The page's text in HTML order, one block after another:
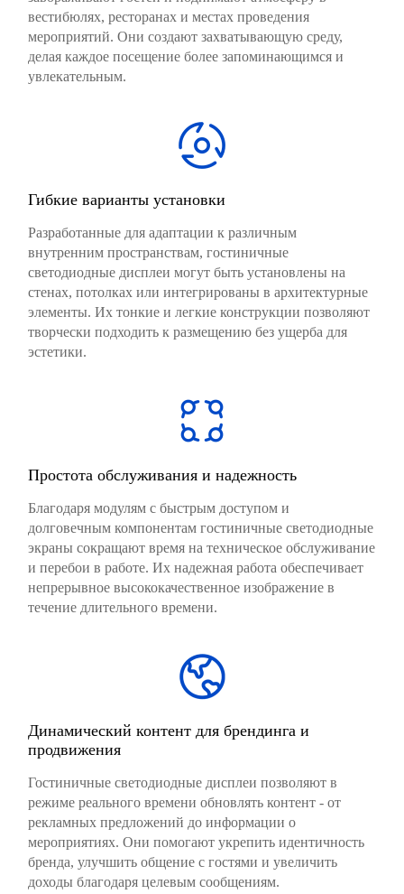
вестибюлях, ресторанах и местах проведения
мероприятий. Они создают захватывающую среду,
делая каждое посещение более запоминающимся и
увлекательным.
Гибкие варианты установки
Разработанные для адаптации к различным
внутренним пространствам, гостиничные
светодиодные дисплеи могут быть установлены на
стенах, потолках или интегрированы в архитектурные
элементы. Их тонкие и легкие конструкции позволяют
творчески подходить к размещению без ущерба для
эстетики.
Простота обслуживания и надежность
Благодаря модулям с быстрым доступом и
долговечным компонентам гостиничные светодиодные
экраны сокращают время на техническое обслуживание
и перебои в работе. Их надежная работа обеспечивает
непрерывное высококачественное изображение в
течение длительного времени.
Динамический контент для брендинга и
продвижения
Гостиничные светодиодные дисплеи позволяют в
режиме реального времени обновлять контент - от
рекламных предложений до информации о
мероприятиях. Они помогают укрепить идентичность
бренда, улучшить общение с гостями и увеличить
доходы благодаря целевым сообщениям.